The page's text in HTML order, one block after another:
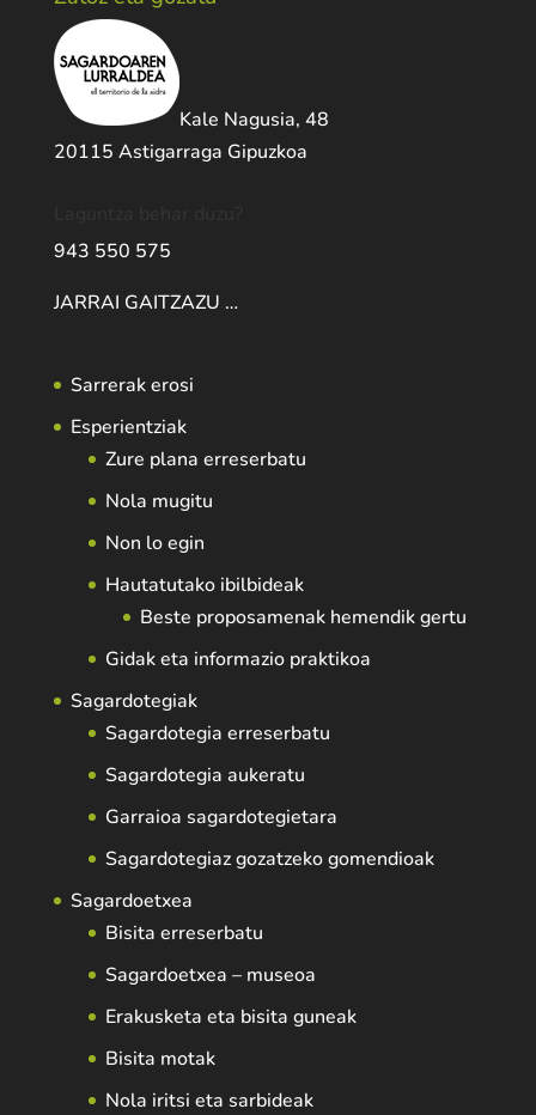
Kale Nagusia, 48
20115 Astigarraga Gipuzkoa
943 550 575
JARRAI GAITZAZU …
Sarrerak erosi
Esperientziak
Zure plana erreserbatu
Nola mugitu
Non lo egin
Hautatutako ibilbideak
Beste proposamenak hemendik gertu
Gidak eta informazio praktikoa
Sagardotegiak
Sagardotegia erreserbatu
Sagardotegia aukeratu
Garraioa sagardotegietara
Sagardotegiaz gozatzeko gomendioak
Sagardoetxea
Bisita erreserbatu
Sagardoetxea – museoa
Erakusketa eta bisita guneak
Bisita motak
Nola iritsi eta sarbideak